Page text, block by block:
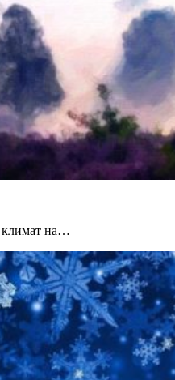
климат на…